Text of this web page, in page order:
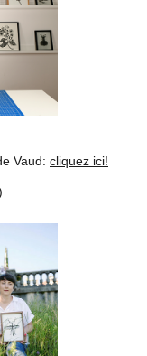
Vaud: cliquez ici!